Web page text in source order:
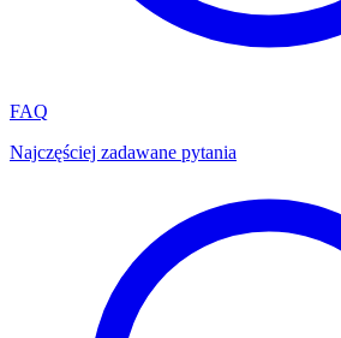
FAQ
Najczęściej zadawane pytania